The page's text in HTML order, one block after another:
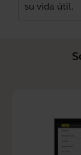
su vida útil.